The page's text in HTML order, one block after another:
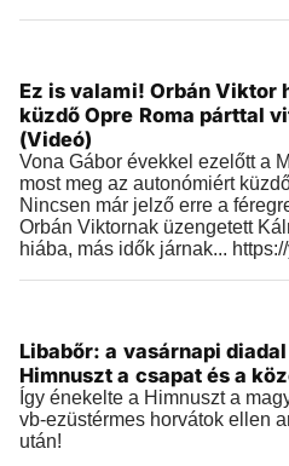
2019.03.26 |08:45
Ez is valami! Orbán Viktor
küzdő Opre Roma párttal
(Videó)
Vona Gábor évekkel ezelőtt a
most meg az autonómiért
Nincsen már jelző erre a
Orbán Viktornak üzengetett
hiába, más idők járnak...
2019.03.25 |16:55
Libabőr: a vasárnapi
Himnuszt a csapat és a
Így énekelte a Himnuszt a
vb-ezüstérmes horvátok ellen
után!